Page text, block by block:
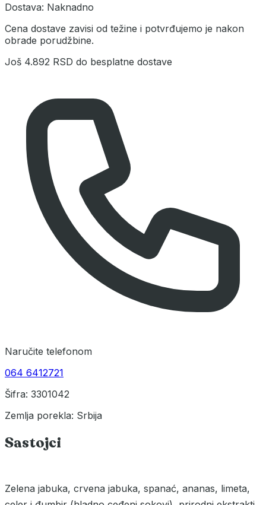
Dostava: Naknadno
Cena dostave zavisi od težine i potvrđujemo je nakon
obrade porudžbine.
Još 4.892 RSD do besplatne dostave
Naručite telefonom
064 6412721
Šifra: 3301042
Zemlja porekla: Srbija
Sastojci
Zelena jabuka, crvena jabuka, spanać, ananas, limeta,